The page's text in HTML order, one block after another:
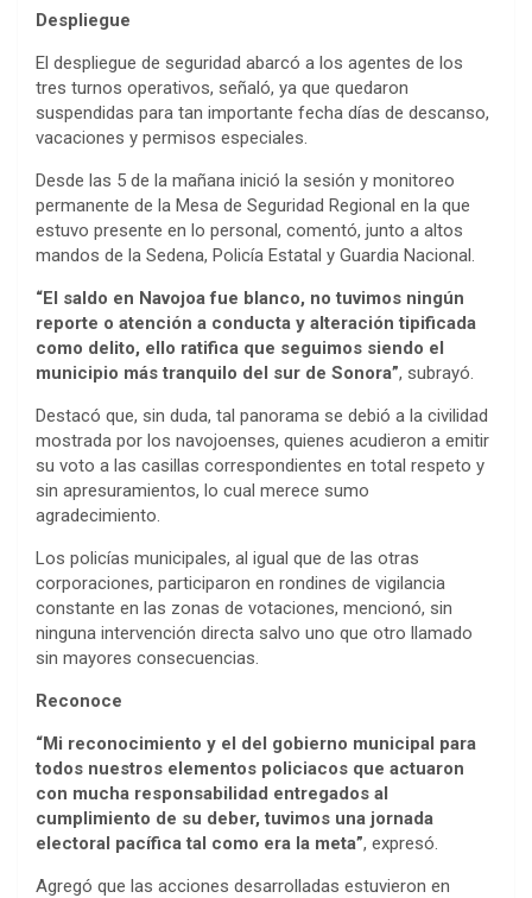
Despliegue
El despliegue de seguridad abarcó a los agentes de los
tres turnos operativos, señaló, ya que quedaron
suspendidas para tan importante fecha días de descanso,
vacaciones y permisos especiales.
Desde las 5 de la mañana inició la sesión y monitoreo
permanente de la Mesa de Seguridad Regional en la que
estuvo presente en lo personal, comentó, junto a altos
mandos de la Sedena, Policía Estatal y Guardia Nacional.
“El saldo en Navojoa fue blanco, no tuvimos ningún
reporte o atención a conducta y alteración tipificada
como delito, ello ratifica que seguimos siendo el
municipio más tranquilo del sur de Sonora”, subrayó.
Destacó que, sin duda, tal panorama se debió a la civilidad
mostrada por los navojoenses, quienes acudieron a emitir
su voto a las casillas correspondientes en total respeto y
sin apresuramientos, lo cual merece sumo
agradecimiento.
Los policías municipales, al igual que de las otras
corporaciones, participaron en rondines de vigilancia
constante en las zonas de votaciones, mencionó, sin
ninguna intervención directa salvo uno que otro llamado
sin mayores consecuencias.
Reconoce
“Mi reconocimiento y el del gobierno municipal para
todos nuestros elementos policiacos que actuaron
con mucha responsabilidad entregados al
cumplimiento de su deber, tuvimos una jornada
electoral pacífica tal como era la meta”, expresó.
Agregó que las acciones desarrolladas estuvieron en